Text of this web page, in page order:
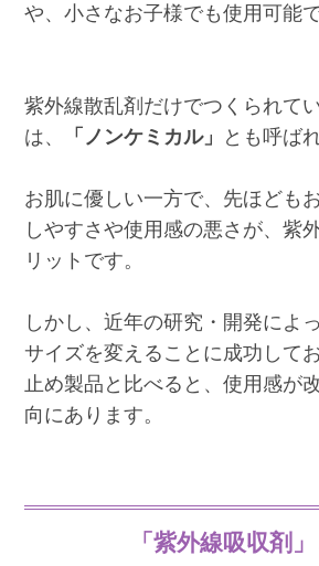
や、小さなお子様でも使用可能で
紫外線散乱剤だけでつくられて
は、
「ノンケミカル」 とも呼ば
お肌に優しい一方で、先ほども
しやすさや使用感の悪さが、紫
リットです。
しかし、近年の研究・開発によ
サイズを変えることに成功して
止め製品と比べると、使用感が
向にあります。
「紫外線吸収剤